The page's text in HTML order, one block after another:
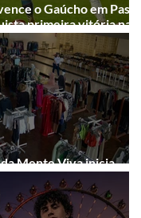
o Gaúcho em Passo
primeira vitória na
Mente Viva inicia
Gramado e Canela